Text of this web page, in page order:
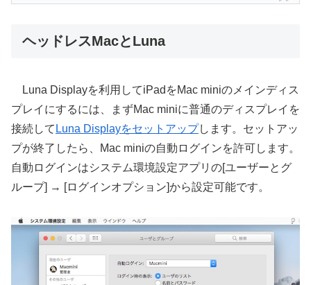
ヘッドレスMacとLuna
Luna Displayを利用してiPadをMac miniのメインディス
プレイにするには、まずMac miniに普通のディスプレイを
接続して Luna Displayをセットアップします。セットアッ
プが終了したら、Mac miniの自動ログインを許可します。
自動ログインはシステム環境設定アプリの[ユーザーとグ
ループ] → [ログインオプション]から設定可能です。